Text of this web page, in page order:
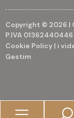
Copyright © 2026 |
P.IVA 01362440446
Cookie Policy | i
Gestim